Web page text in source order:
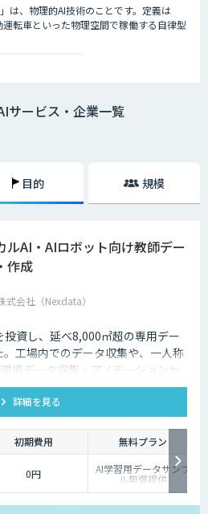
は、物理的AI技術のことです。定義は
運転車といった物理空間で稼働する自律型
サービス・企業一覧
目的 規模
ルAI・AIロボット向け教師デー
作成
式会社（Nexdata）
資し、延べ8,000㎡超の専用デー
工場内でのデータ収集や、一人称
境データ収集・アノテーションか
作制御に対応した既製データセッ
加速させる包括的なデータソリュ
。
詳細を見る
初期費用 無料プラン
0円 AI学習用データサンプ
ル無償提供